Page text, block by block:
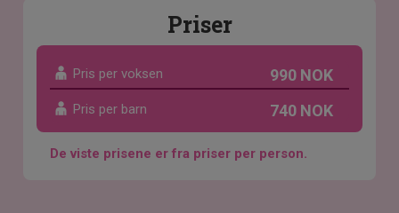
Priser
Pris per voksen 990 NOK
Pris per barn 740 NOK
De viste prisene er fra priser per person.